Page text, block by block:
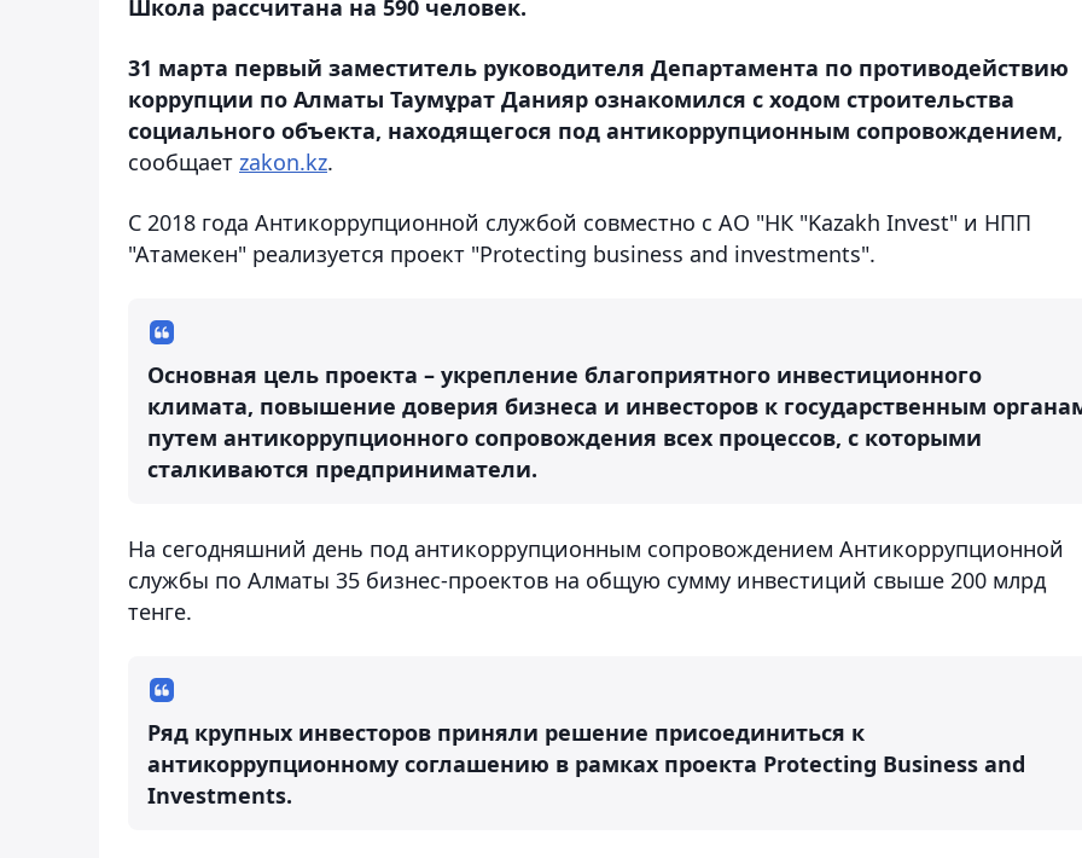
Школа рассчитана на 590 человек.
31 марта первый заместитель руководителя Департамента по противодействию
коррупции по Алматы Таумұрат Данияр ознакомился с ходом строительства
социального объекта, находящегося под антикоррупционным сопровождением,
сообщает zakon.kz.
С 2018 года Антикоррупционной службой совместно с АО "НК "Kazakh Invest" и НПП
"Атамекен" реализуется проект "Protecting business and investments".
Основная цель проекта – укрепление благоприятного инвестиционного
климата, повышение доверия бизнеса и инвесторов к государственным
путем антикоррупционного сопровождения всех процессов, с которыми
сталкиваются предприниматели.
На сегодняшний день под антикоррупционным сопровождением Антикоррупционной
службы по Алматы 35 бизнес-проектов на общую сумму инвестиций свыше 200 млрд
тенге.
Ряд крупных инвесторов приняли решение присоединиться к
антикоррупционному соглашению в рамках проекта Protecting Business and
Investments.